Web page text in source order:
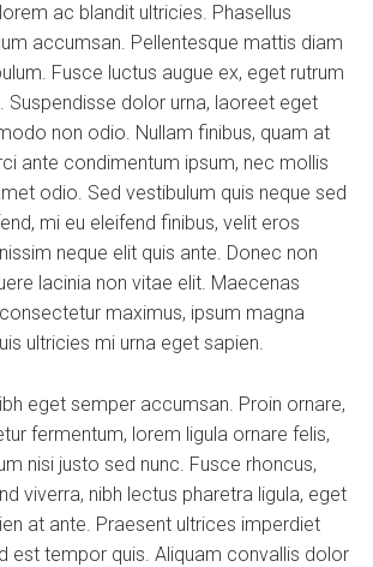
ac blandit ultricies. Phasellus
accumsan. Pellentesque mattis diam
Fusce luctus augue ex, eget rutrum
Suspendisse dolor urna, laoreet eget
non odio. Nullam finibus, quam at
ante condimentum ipsum, nec mollis
odio. Sed vestibulum quis neque sed
mi eu eleifend finibus, velit eros
neque elit quis ante. Donec non
lacinia non vitae elit. Maecenas
maximus, ipsum magna
ultricies mi urna eget sapien.
eget semper accumsan. Proin ornare,
fermentum, lorem ligula ornare felis,
nisi justo sed nunc. Fusce rhoncus,
viverra, nibh lectus pharetra ligula, eget
at ante. Praesent ultrices imperdiet
est tempor quis. Aliquam convallis dolor